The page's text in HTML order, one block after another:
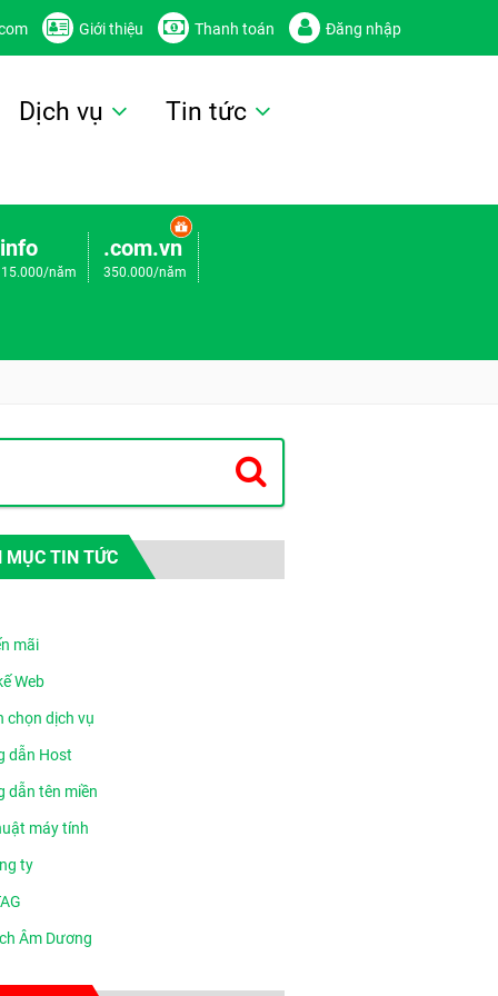
Giới thiệu Thanh toán Đăng nhập
Dịch vụ
Tin tức
năm
.com.vn
350.000/năm
MỤC TIN TỨC
mãi
Web
chọn dịch vụ
dẫn Host
dẫn tên miền
máy tính
ty
Âm Dương